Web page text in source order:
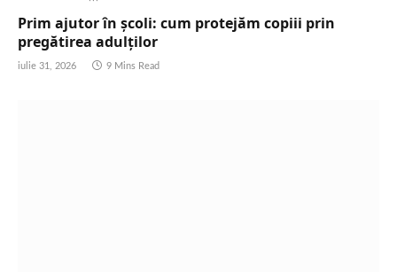
Prim ajutor în școli: cum protejăm copiii prin
pregătirea adulților
iulie 31, 2026 9 Mins Read